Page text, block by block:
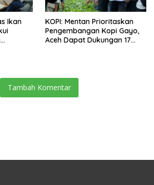
Ikan
KOPI: Mentan Prioritaskan
Pengembangan Kopi Gayo,
Aceh Dapat Dukungan 17
Tambah Komentar